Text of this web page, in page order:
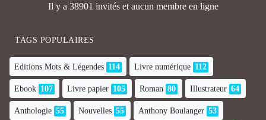
Il y a 38901 invités et aucun membre en ligne
TAGS POPULAIRES
Editions Mots & Légendes 114 Livre numérique 112
Ebook 107 Livre papier 105 Roman 80 Illustrateur 64
Anthologie 55 Nouvelles 55 Anthony Boulanger 53